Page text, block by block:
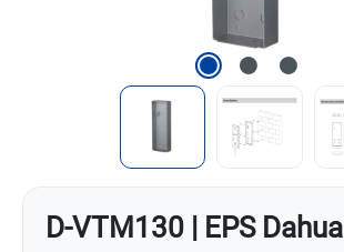
D-VTM130 | EPS Dahua